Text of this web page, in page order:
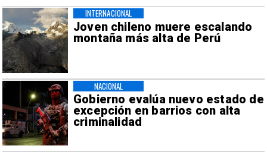
Joven chileno muere escalando
montaña más alta de Perú
INTERNACIONAL
Gobierno evalúa nuevo estado de
excepción en barrios con alta
criminalidad
NACIONAL